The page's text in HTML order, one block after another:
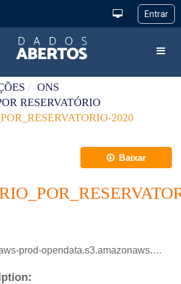
ONS
RESERVATÓRIO
2020
Baixar
dataset/ear_reservatorio_di/EAR_DIARIO_RESERVATORIOS_2020.csv